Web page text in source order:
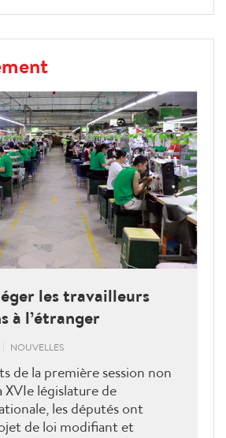
les travailleurs
à l’étranger
NOUVELLES
de la première session non
XVIe législature de
les députés ont
de loi modifiant et